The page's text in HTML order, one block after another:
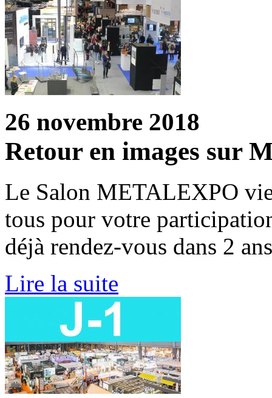
26 novembre 2018
Retour en images sur
Le Salon METALEXPO
tous pour votre
déjà rendez-vous dans 2
Lire la suite